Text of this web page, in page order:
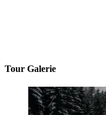
Tour Galerie